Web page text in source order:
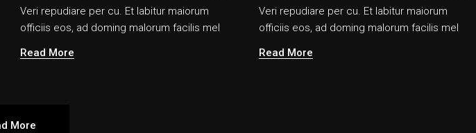
Veri repudiare per cu. Et labitur maiorum
officiis eos, ad doming malorum facilis mel
Read More
Veri repudiare per cu. Et labitur maiorum
officiis eos, ad doming malorum facilis mel
Read More
More